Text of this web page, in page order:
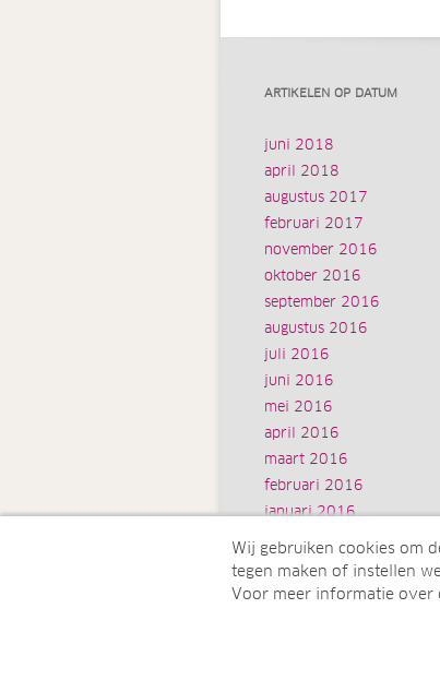
ARTIKELEN OP DATUM
juni 2018
april 2018
augustus 2017
februari 2017
november 2016
oktober 2016
september 2016
augustus 2016
juli 2016
juni 2016
mei 2016
april 2016
maart 2016
februari 2016
januari 2016
© Juwelo Deutschland
Wij gebruiken cookies om
tegen maken of instellen
Voor meer informatie over